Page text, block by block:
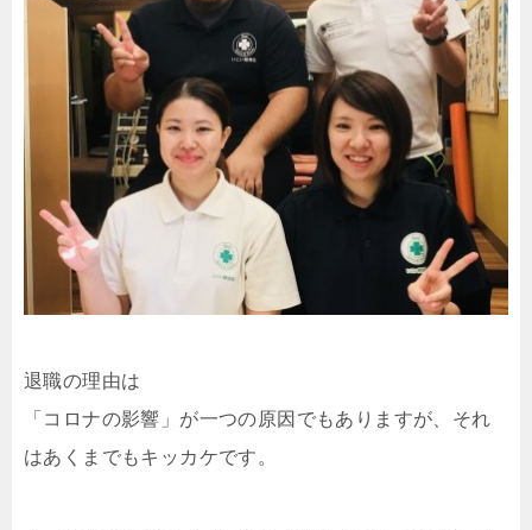
退職の理由は
「コロナの影響」が一つの原因でもありますが、それ
はあくまでもキッカケです。